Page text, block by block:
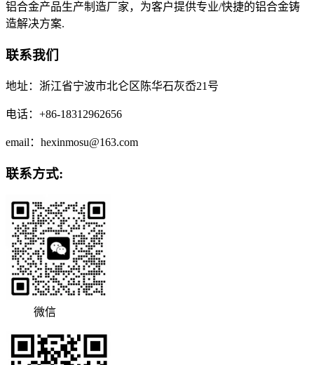
铝合金产品生产制造厂家，为客户提供专业/快捷的铝合金铸
造解决方案.
联系我们
地址：浙江省宁波市北仑区陈华石灰岙21号
电话：+86-18312962656
email：hexinmosu@163.com
联系方式:
微信